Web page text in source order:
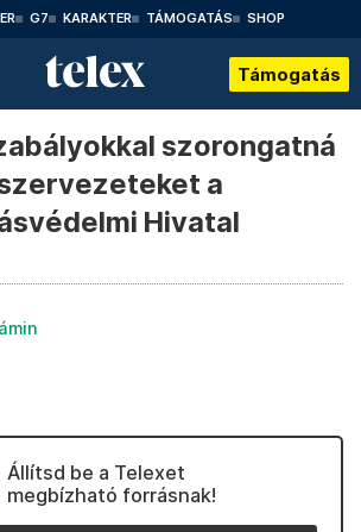
G7 KARAKTER TÁMOGATÁS SHOP
Támogatás
szorongatná
a
Hivatal
Állítsd be a Telexet
megbízható forrásnak!